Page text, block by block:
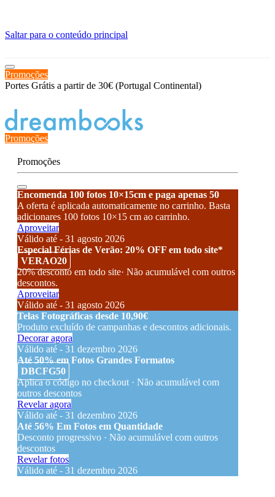
Saltar para o conteúdo principal
Promoções
Portes Grátis a partir de 30€ (Portugal Continental)
Promoções
Promoções
Encomenda 100 fotos 10×15cm e paga apenas 50
A oferta é aplicada automaticamente no carrinho. Basta
adicionares 100 fotos 10×15 cm ao carrinho.
Aproveitar
Válido até - 31 agosto 2026
Especial Férias de Verão: 20% OFF em todo site*
VERAO20
20% desconto em todo site· Não acumulável com outros
descontos.
Aproveitar
Válido até - 31 agosto 2026
Telas Fotográficas desde 10,90€
Produto excluído de campanhas e descontos adicionais.
Decorar agora
Válido até - 31 dezembro 2026
Até 50% em Fotos Grandes Formatos
DBCFG50
Aplica o código no checkout · Não acumulável com
outros descontos
Revelar agora
Válido até - 31 dezembro 2026
Até 56% Em Fotos em Quantidade
Desconto progressivo · Não acumulável com outros
descontos
Revelar fotos
Válido até - 31 dezembro 2026
≡